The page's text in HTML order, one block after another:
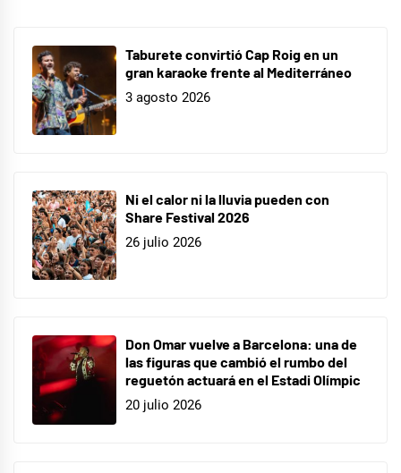
Taburete convirtió Cap Roig en un
gran karaoke frente al Mediterráneo
3 agosto 2026
Ni el calor ni la lluvia pueden con
Share Festival 2026
26 julio 2026
Don Omar vuelve a Barcelona: una de
las figuras que cambió el rumbo del
reguetón actuará en el Estadi Olímpic
20 julio 2026